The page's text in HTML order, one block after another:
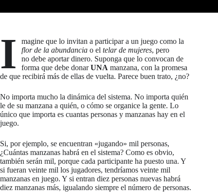
I
magine que lo invitan a participar a un juego como la
flor de la abundanciao el telar de mujeres, pero
no debe aportar dinero. Suponga que lo convocan de
forma que debe donarUNA manzana, con la promesa
de que recibirá más de ellas de vuelta. Parece buen trato, ¿no?
No importa mucho la dinámica del sistema. No importa quién
le de su manzana a quién, o cómo se organice la gente. Lo
único que importa es cuantas personas y manzanas hay en el
juego.
Si, por ejemplo, se encuentran «jugando» mil personas,
¿Cuántas manzanas habrá en el sistema? Como es obvio,
también serán mil, porque cada participante ha puesto una. Y
si fueran veinte mil los jugadores, tendríamos veinte mil
manzanas en juego. Y si entran diez personas nuevas habrá
diez manzanas más, igualando siempre el número de personas.